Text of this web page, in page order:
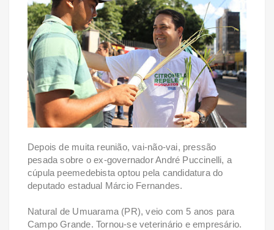
Depois de muita reunião, vai-não-vai, pressão
pesada sobre o ex-governador André Puccinelli, a
cúpula peemedebista optou pela candidatura do
deputado estadual Márcio Fernandes.
Natural de Umuarama (PR), veio com 5 anos para
Campo Grande. Tornou-se veterinário e empresário.